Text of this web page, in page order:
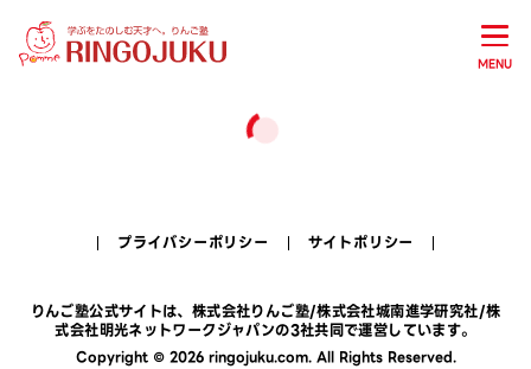
MENU
プライバシーポリシー サイトポリシー
りんご塾公式サイトは、 株式会社りんご塾/株式会社城南進学研究社/株
式会社明光ネットワークジャパンの3社共同で運営しています。
Copyright © 2026 ringojuku.com. All Rights Reserved.